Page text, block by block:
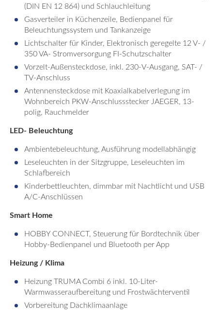
(DIN EN 12 864) und Schlauchleitung
Gasverteiler in Küchenzeile, Bedienpanel für
Beleuchtungssystem und Tankanzeige
Lichtschalter für Kinder, Elektronisch geregelte 12 V- /
350 VA- Stromversorgung FI-Schutzschalter
Vorzelt-Außensteckdose, inkl. 230-V-Ausgang, SAT- /
TV-Anschluss
Antennensteckdose mit Koaxialkabelverlegung im
Wohnbereich PKW-Anschlussstecker JAEGER, 13-
polig, Rauchmelder
LED- Beleuchtung
Ambientebeleuchtung, Ausführung modellabhängig
Leseleuchten in der Sitzgruppe, Leseleuchten im
Schlafbereich
Kinderbettleuchten, dimmbar mit Nachtlicht und USB
A/C-Anschlüssen
Smart Home
HOBBY CONNECT, Steuerung für Bordtechnik über
Hobby-Bedienpanel und Bluetooth per App
Heizung / Klima
Heizung TRUMA Combi 6 inkl. 10-Liter-
Warmwasseraufbereitung und Frostwächterventil
Vorbereitung Dachklimaanlage